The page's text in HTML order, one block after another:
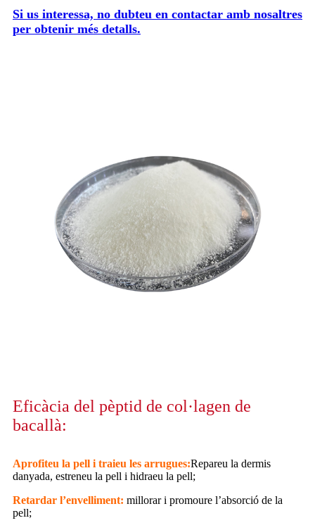
Si us interessa, no dubteu en contactar amb nosaltres
per obtenir més detalls.
Eficàcia del pèptid de col·lagen de
bacallà:
Aprofiteu la pell i traieu les arrugues:Repareu la dermis
danyada, estreneu la pell i hidraeu la pell;
Retardar l’envelliment: millorar i promoure l’absorció de la
pell;